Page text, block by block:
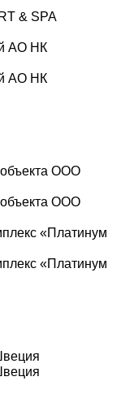
& SPA
АО НК
АО НК
объекта ООО
объекта ООО
«Платинум
«Платинум